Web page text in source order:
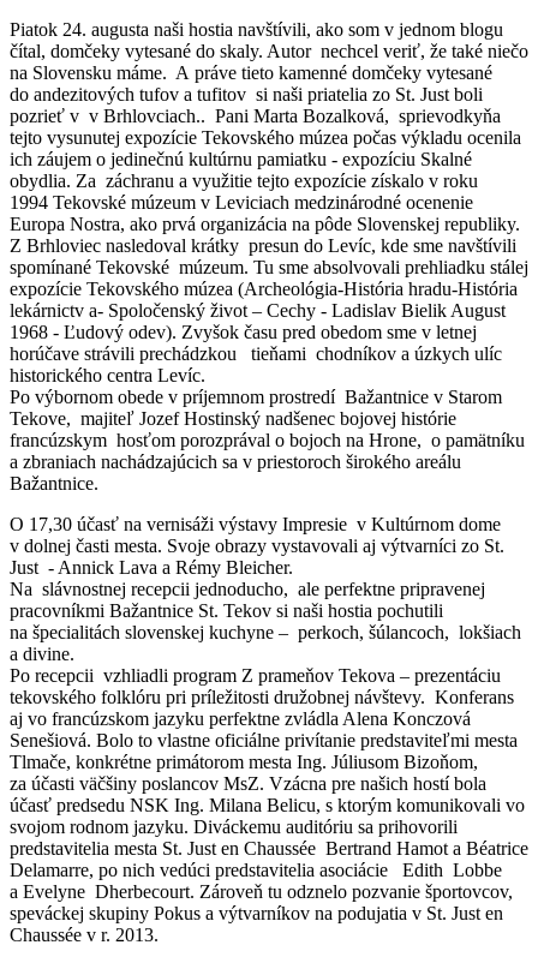
Piatok 24. augusta naši hostia navštívili, ako som v jednom blogu
čítal, domčeky vytesané do skaly. Autor nechcel veriť, že také niečo
na Slovensku máme. A práve tieto kamenné domčeky vytesané
do andezitových tufov a tufitov si naši priatelia zo St. Just boli
pozrieť v v Brhlovciach.. Pani Marta Bozalková, sprievodkyňa
tejto vysunutej expozície Tekovského múzea počas výkladu ocenila
ich záujem o jedinečnú kultúrnu pamiatku - expozíciu Skalné
obydlia. Za záchranu a využitie tejto expozície získalo v roku
1994 Tekovské múzeum v Leviciach medzinárodné ocenenie
Europa Nostra, ako prvá organizácia na pôde Slovenskej republiky.
Z Brhloviec nasledoval krátky presun do Levíc, kde sme navštívili
spomínané Tekovské múzeum. Tu sme absolvovali prehliadku stálej
expozície Tekovského múzea (Archeológia-História hradu-História
lekárnictv a- Spoločenský život – Cechy - Ladislav Bielik August
1968 - Ľudový odev). Zvyšok času pred obedom sme v letnej
horúčave strávili prechádzkou tieňami chodníkov a úzkych ulíc
historického centra Levíc.
Po výbornom obede v príjemnom prostredí Bažantnice v Starom
Tekove, majiteľ Jozef Hostinský nadšenec bojovej histórie
francúzskym hosťom porozprával o bojoch na Hrone, o pamätníku
a zbraniach nachádzajúcich sa v priestoroch širokého areálu
Bažantnice.
O 17,30 účasť na vernisáži výstavy Impresie v Kultúrnom dome
v dolnej časti mesta. Svoje obrazy vystavovali aj výtvarníci zo St.
Just - Annick Lava a Rémy Bleicher.
Na slávnostnej recepcii jednoducho, ale perfektne pripravenej
pracovníkmi Bažantnice St. Tekov si naši hostia pochutili
na špecialitách slovenskej kuchyne – perkoch, šúlancoch, lokšiach
a divine.
Po recepcii vzhliadli program Z prameňov Tekova – prezentáciu
tekovského folklóru pri príležitosti družobnej návštevy. Konferans
aj vo francúzskom jazyku perfektne zvládla Alena Konczová
Senešiová. Bolo to vlastne oficiálne privítanie predstaviteľmi mesta
Tlmače, konkrétne primátorom mesta Ing. Júliusom Bizoňom,
za účasti väčšiny poslancov MsZ. Vzácna pre našich hostí bola
účasť predsedu NSK Ing. Milana Belicu, s ktorým komunikovali vo
svojom rodnom jazyku. Diváckemu auditóriu sa prihovorili
predstavitelia mesta St. Just en Chaussée Bertrand Hamot a Béatrice
Delamarre, po nich vedúci predstavitelia asociácie Edith Lobbe
a Evelyne Dherbecourt. Zároveň tu odznelo pozvanie športovcov,
speváckej skupiny Pokus a výtvarníkov na podujatia v St. Just en
Chaussée v r. 2013.